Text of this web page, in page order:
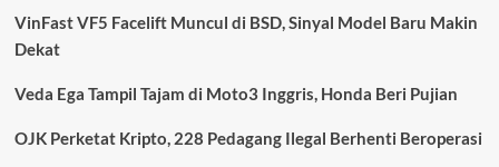
yang
VinFast VF5 Facelift Muncul di BSD, Sinyal Model Baru Makin
Dekat
Veda Ega Tampil Tajam di Moto3 Inggris, Honda Beri Pujian
OJK Perketat Kripto, 228 Pedagang Ilegal Berhenti Beroperasi